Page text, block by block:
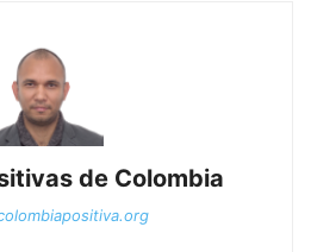
de Colombia